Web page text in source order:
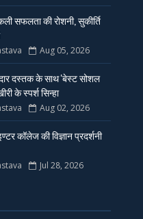
सफलता की रोशनी, सुकीर्ति
Aug 05, 2026
दस्तक के साथ 'बेस्ट सोशल
के स्पर्श सिन्हा
Aug 02, 2026
कॉलेज की विज्ञान प्रदर्शनी
Jul 28, 2026